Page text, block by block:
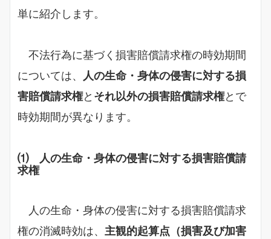
単に紹介します。
不法行為に基づく損害賠償請求権の時効期間
については、
人の生命・身体の侵害に対する損
害賠償請求権と それ以外の損害賠償請求権とで
時効期間が異なります。
⑴ 人の生命・身体の侵害に対する損害賠償請
求権
人の生命・身体の侵害に対する損害賠償請求
権の消滅時効は、 主観的起算点（損害及び加害